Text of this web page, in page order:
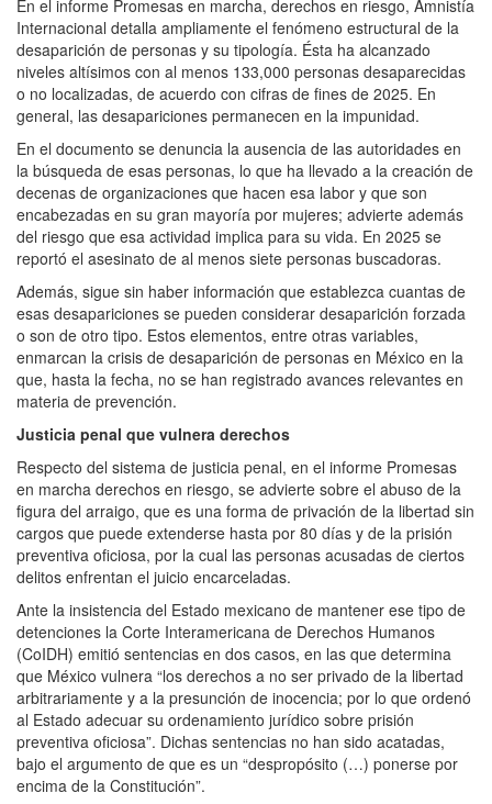
En el informe Promesas en marcha, derechos en riesgo, Amnistía
Internacional detalla ampliamente el fenómeno estructural de la
desaparición de personas y su tipología. Ésta ha alcanzado
niveles altísimos con al menos 133,000 personas desaparecidas
o no localizadas, de acuerdo con cifras de fines de 2025. En
general, las desapariciones permanecen en la impunidad.
En el documento se denuncia la ausencia de las autoridades en
la búsqueda de esas personas, lo que ha llevado a la creación de
decenas de organizaciones que hacen esa labor y que son
encabezadas en su gran mayoría por mujeres; advierte además
del riesgo que esa actividad implica para su vida. En 2025 se
reportó el asesinato de al menos siete personas buscadoras.
Además, sigue sin haber información que establezca cuantas de
esas desapariciones se pueden considerar desaparición forzada
o son de otro tipo. Estos elementos, entre otras variables,
enmarcan la crisis de desaparición de personas en México en la
que, hasta la fecha, no se han registrado avances relevantes en
materia de prevención.
Justicia penal que vulnera derechos
Respecto del sistema de justicia penal, en el informe Promesas
en marcha derechos en riesgo, se advierte sobre el abuso de la
figura del arraigo, que es una forma de privación de la libertad sin
cargos que puede extenderse hasta por 80 días y de la prisión
preventiva oficiosa, por la cual las personas acusadas de ciertos
delitos enfrentan el juicio encarceladas.
Ante la insistencia del Estado mexicano de mantener ese tipo de
detenciones la Corte Interamericana de Derechos Humanos
(CoIDH) emitió sentencias en dos casos, en las que determina
que México vulnera “los derechos a no ser privado de la libertad
arbitrariamente y a la presunción de inocencia; por lo que ordenó
al Estado adecuar su ordenamiento jurídico sobre prisión
preventiva oficiosa”. Dichas sentencias no han sido acatadas,
bajo el argumento de que es un “despropósito (…) ponerse por
encima de la Constitución”.